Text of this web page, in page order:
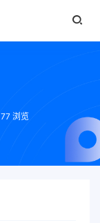
浏览